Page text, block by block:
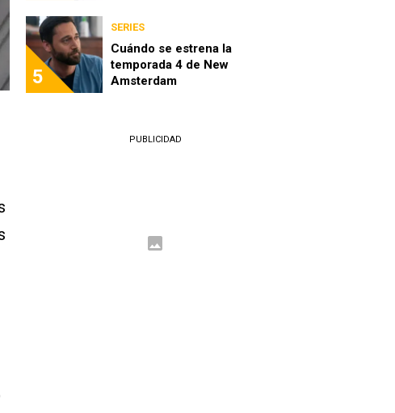
5
SERIES
Cuándo se estrena la
temporada 4 de New
Amsterdam
PUBLICIDAD